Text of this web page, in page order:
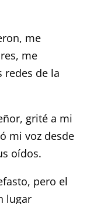
me
me
redes de la
grité a mi
mi voz desde
oídos.
pero el
lugar